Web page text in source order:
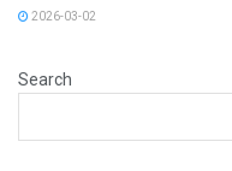
2026-03-02
Search